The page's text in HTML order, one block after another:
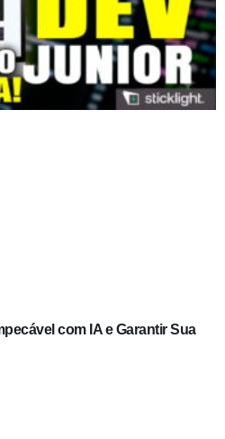
com IA e Garantir Sua